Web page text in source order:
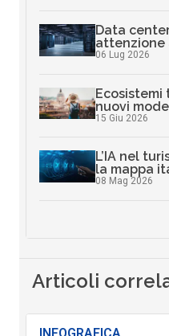
Data
attenzione
06 Lug 2026
Ecosistemi
nuovi
15 Giu 2026
L’IA nel
la mappa
08 Mag 2026
Articoli